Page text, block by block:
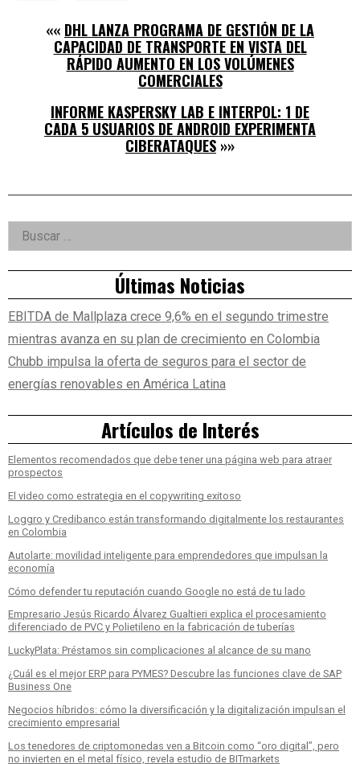
«« DHL LANZA PROGRAMA DE GESTIÓN DE LA
CAPACIDAD DE TRANSPORTE EN VISTA DEL
RÁPIDO AUMENTO EN LOS VOLÚMENES
COMERCIALES
INFORME KASPERSKY LAB E INTERPOL: 1 DE
CADA 5 USUARIOS DE ANDROID EXPERIMENTA
CIBERATAQUES »»
Right
Asides
Buscar:
Últimas Noticias
EBITDA de Mallplaza crece 9,6% en el segundo trimestre
mientras avanza en su plan de crecimiento en Colombia
Chubb impulsa la oferta de seguros para el sector de
energías renovables en América Latina
Artículos de Interés
Elementos recomendados que debe tener una página web para atraer
prospectos
El video como estrategia en el copywriting exitoso
Loggro y Credibanco están transformando digitalmente los restaurantes
en Colombia
Autolarte: movilidad inteligente para emprendedores que impulsan la
economía
Cómo defender tu reputación cuando Google no está de tu lado
Empresario Jesús Ricardo Álvarez Gualtieri explica el procesamiento
diferenciado de PVC y Polietileno en la fabricación de tuberías
LuckyPlata: Préstamos sin complicaciones al alcance de su mano
¿Cuál es el mejor ERP para PYMES? Descubre las funciones clave de SAP
Business One
Negocios híbridos: cómo la diversificación y la digitalización impulsan el
crecimiento empresarial
Los tenedores de criptomonedas ven a Bitcoin como “oro digital”, pero
no invierten en el metal físico, revela estudio de BITmarkets